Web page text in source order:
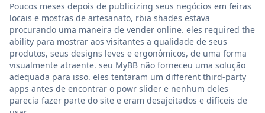
Poucos meses depois de publicizing seus negócios em feiras
locais e mostras de artesanato, rbia shades estava
procurando uma maneira de vender online. eles required the
ability para mostrar aos visitantes a qualidade de seus
produtos, seus designs leves e ergonômicos, de uma forma
visualmente atraente. seu MyBB não forneceu uma solução
adequada para isso. eles tentaram um different third-party
apps antes de encontrar o powr slider e nenhum deles
parecia fazer parte do site e eram desajeitados e difíceis de